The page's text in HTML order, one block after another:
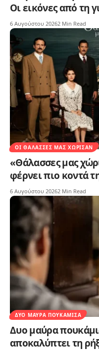
Οι εικόνες από τη
6 Αυγούστου 20262 Min Read
ΟΙ ΘΆΛΑΣΣΕΣ ΜΑΣ ΧΏΡΙΣΑΝ
«Θάλασσες μας
φέρνει πιο κοντά
6 Αυγούστου 20262 Min Read
ΔΥΟ ΜΑΎΡΑ ΠΟΥΚΆΜΙΣΑ
Δυο μαύρα
αποκαλύπτει τη